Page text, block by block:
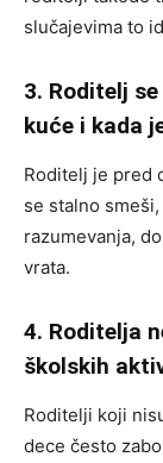
slučajevima to
3. Roditelj
kuće i kada
Roditelj je pred
se stalno
razumevanja,
vrata.
4. Roditelja
školskih
Roditelji koji
dece često